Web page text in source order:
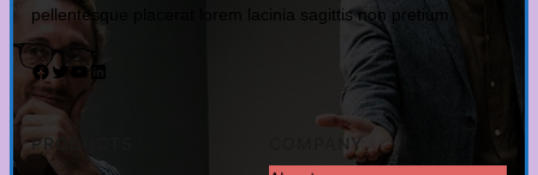
pellentesque placerat lorem lacinia sagittis non pretium.
Facebook Twitter YouTube LinkedIn
PRODUCTS
COMPANY